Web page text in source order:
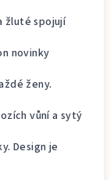
žluté spojují
novinky
ženy.
vůní a sytý
Design je